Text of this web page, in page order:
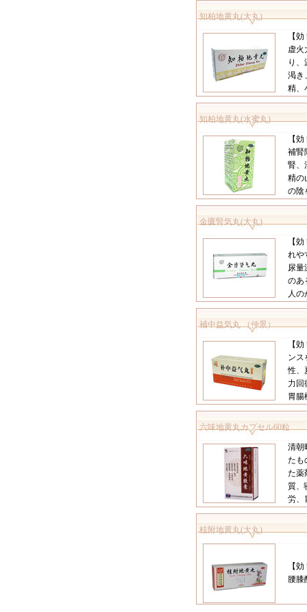
知柏地黄丸(大丸)
【
虚火
り
渇き
精、
知柏地黄丸(水蜜丸)
【
補腎
腎、
精の
の陰
金匱腎気丸(大丸)
【
れや
尿量
のあ
人の
補中益気丸 （仲景）
【
ンス
性、
力回
胃腸
六味地黄丸カプセル60粒
清朝
たも
た薬
質、
労、
桂附地黄丸(大丸)
【
腰